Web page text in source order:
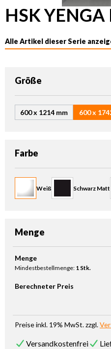
HSK
Alle Artikel dieser Serie
Größe
600 x 1214 mm 600 x
Farbe
Weiß Schwarz Matt
Menge
Produkt Anzahl: Gib den
Menge
Mindestbestellmenge: 1 Stk.
Berechneter Preis
Preise inkl. 19% MwSt. zzgl.
Versandkostenfrei